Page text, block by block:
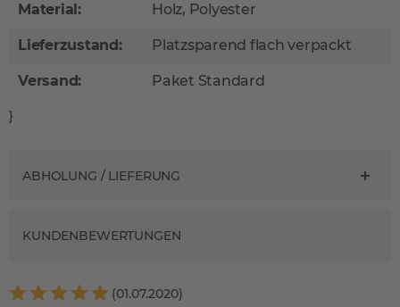
Material: Holz, Polyester
Lieferzustand: Platzsparend flach verpackt
Versand: Paket Standard
}
ABHOLUNG / LIEFERUNG
KUNDENBEWERTUNGEN
(01.07.2020)